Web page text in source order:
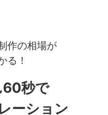
作の相場が
る！
60秒で
ーション